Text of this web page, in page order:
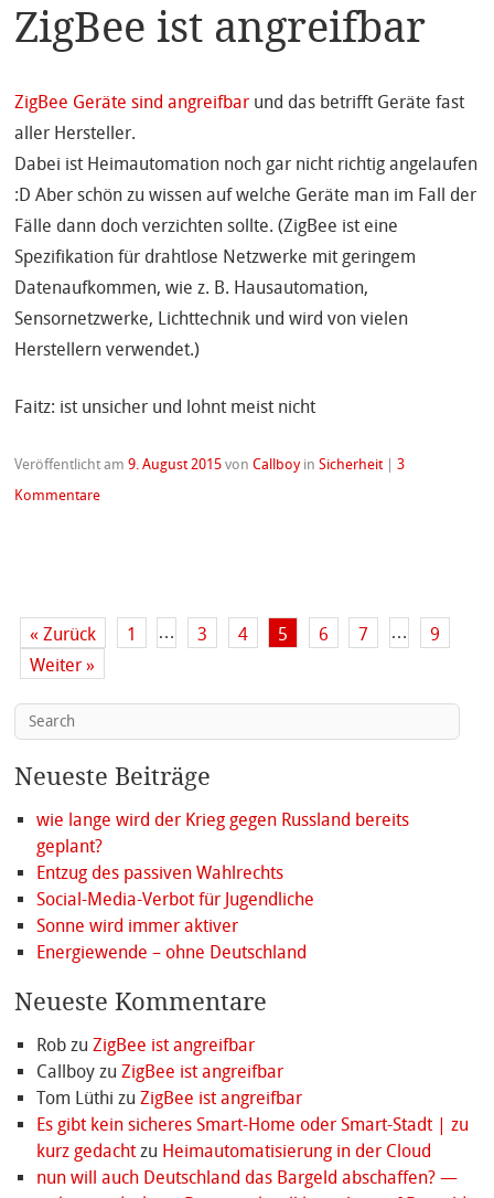
ZigBee ist angreifbar
ZigBee Geräte sind angreifbar und das betrifft Geräte fast
aller Hersteller.
Dabei ist Heimautomation noch gar nicht richtig angelaufen
:D Aber schön zu wissen auf welche Geräte man im Fall der
Fälle dann doch verzichten sollte. (ZigBee ist eine
Spezifikation für drahtlose Netzwerke mit geringem
Datenaufkommen, wie z. B. Hausautomation,
Sensornetzwerke, Lichttechnik und wird von vielen
Herstellern verwendet.)
Faitz: ist unsicher und lohnt meist nicht
Veröffentlicht am9. August 2015 vonCallboy inSicherheit |3
Kommentare
« Zurück 1 … 3 4 5 6 7 …
9
Weiter »
Neueste Beiträge
wie lange wird der Krieg gegen Russland bereits
geplant?
Entzug des passiven Wahlrechts
Social-Media-Verbot für Jugendliche
Sonne wird immer aktiver
Energiewende – ohne Deutschland
Neueste Kommentare
Robzu ZigBee ist angreifbar
Callboyzu ZigBee ist angreifbar
Tom Lüthi zu ZigBee ist angreifbar
Es gibt kein sicheres Smart-Home oder Smart-Stadt | zu
kurz gedachtzu Heimautomatisierung in der Cloud
nun will auch Deutschland das Bargeld abschaffen? —